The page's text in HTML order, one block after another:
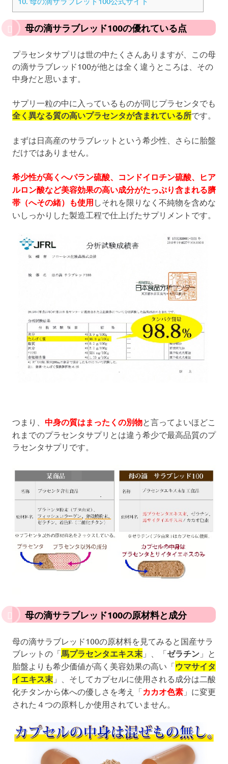
母の滴サラブレッド100の優れている点
プラセンタサプリは世の中たくさんありますが、この母
の滴サラブレッド100が他とは全く違うところは、その
中身だと思います。
サプリ一粒の中に入っているものが同じプラセンタでも
全く異なる質の高いプラセンタが含まれている所です。
まずは日高産のサラブレットという希少性、さらに胎盤
だけではありません。
希少性が高くへパラン硫酸、コンドイロチン硫酸、ヒア
ルロン酸など美容効果の高い成分がたっぷり含まれる臍
帯（へその緒）も使用 しそれを限りなく不純物を含めな
いしっかりした製造工程で仕上げたサプリメントです。
つまり、 中身の質はまったくの別物と言ってよいほどこ
れまでのプラセンタサプリとは違う希少で最高品質のプ
ラセンタサプリです。
母の滴サラブレッド100の原材料と成分
母の滴サラブレッド100の原材料を見てみると国産サラ
ブレットの「馬プラセンタエキス末 」、「ゼラチン 」と
胎盤よりも希少価値が高く美容効果の高い「ウマサイタ
イエキス末 」、そしてカプセルに使用される成分は二酸
化チタンから体への優しさを考え「カカオ色素 」に変更
された４つの原料しか使用されていません。